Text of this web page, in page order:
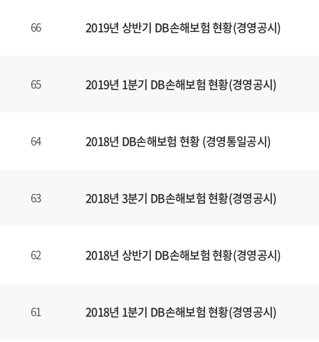
66 2019년 상반기 DB손해보험 현황(경영공시)
65 2019년 1분기 DB손해보험 현황(경영공시)
64 2018년 DB손해보험 현황 (경영통일공시)
63 2018년 3분기 DB손해보험 현황(경영공시)
62 2018년 상반기 DB손해보험 현황(경영공시)
61 2018년 1분기 DB손해보험 현황(경영공시)